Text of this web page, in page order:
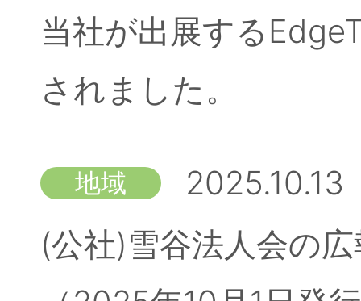
当社が出展する
されました。
地域
2025.10.13
(公社)雪谷法人会の